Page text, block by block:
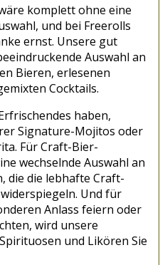
komplett ohne eine
und bei Freerolls
ernst. Unsere gut
Auswahl an
Bieren, erlesenen
Cocktails.
haben,
Signature-Mojitos oder
Für Craft-Bier-
wechselnde Auswahl an
die die lebhafte Craft-
Und für
Anlass feiern oder
wird unsere
und Likören Sie